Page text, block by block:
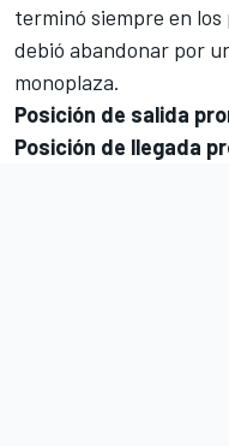
terminó siempre en
debió abandonar por
monoplaza.
Posición de salida
Posición de llegada